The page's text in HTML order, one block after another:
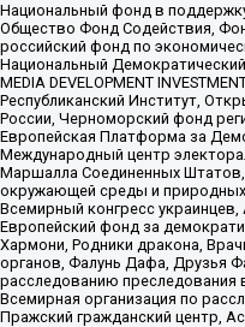
Национальный фонд в
Общество Фонд Содействия,
российский фонд по
Национальный
MEDIA DEVELOPMENT
Республиканский Институт,
России, Черноморский фонд
Европейская Платформа за
Международный центр
Маршалла Соединенных Штатов,
окружающей среды и
Всемирный конгресс
Европейский фонд за
Хармони, Родники дракона,
органов, Фалунь Дафа, Друзья
расследованию преследования
Всемирная организация по
Пражский гражданский центр,